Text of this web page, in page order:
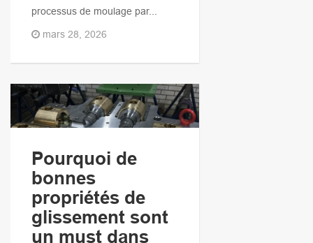
processus de moulage par...
mars 28, 2026
Pourquoi de
bonnes
propriétés de
glissement sont
un must dans